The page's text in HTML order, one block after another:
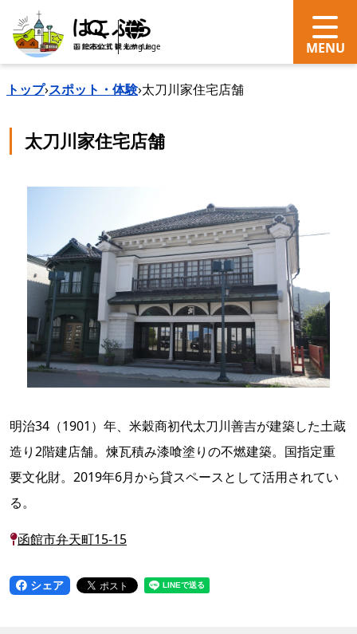
search Language
トップ›スポット・体験›太刀川家住宅店舗
太刀川家住宅店舗
明治34（1901）年、米穀商初代太刀川善吉が建築した土蔵
造り2階建店舗。煉瓦積み漆喰塗りの不燃建築。国指定重
要文化財。2019年6月から貸スペースとして活用されてい
る。
函館市弁天町15-15
シェア